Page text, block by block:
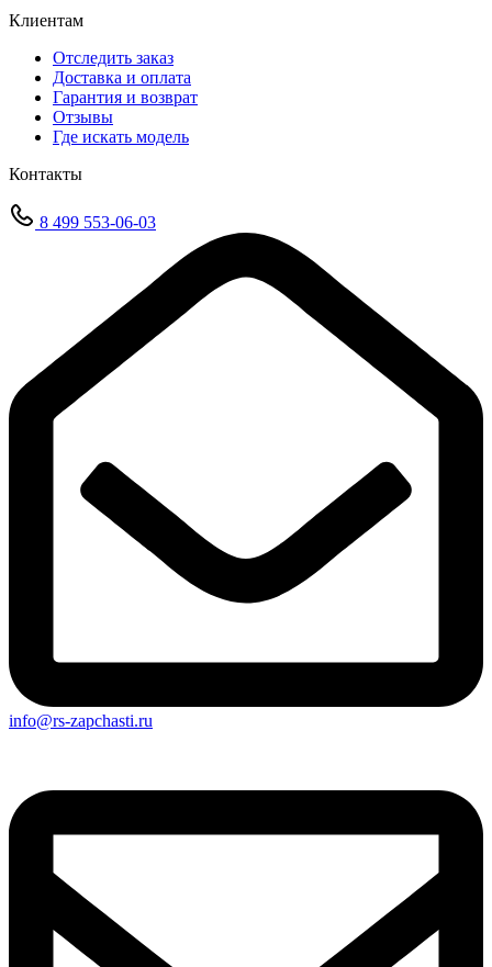
Клиентам
Отследить заказ
Доставка и оплата
Гарантия и возврат
Отзывы
Где искать модель
Контакты
8 499 553-06-03
info@rs-zapchasti.ru